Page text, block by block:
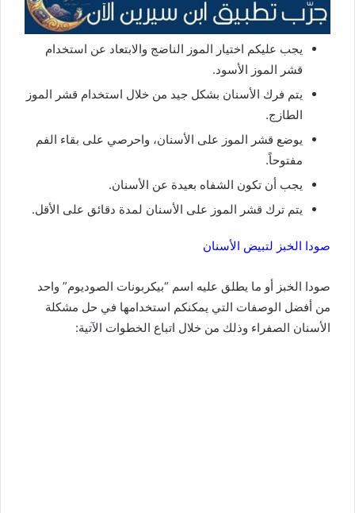
يجب عليكم اختيار الموز الناضج والابتعاد عن استخدام
قشر الموز الأسود.
يتم فرك الأسنان بشكل جيد من خلال استخدام قشر الموز
الطازج.
يوضع قشر الموز على الأسنان، واحرصي على بقاء الفم
مفتوحاً.
يجب أن تكون الشفاه بعيدة عن الأسنان.
يتم ترك قشر الموز على الأسنان لمدة دقائق على الأقل.
صودا الخبز لتبيض الأسنان
صودا الخبز أو ما يطلق عليه اسم “بيكربونات الصوديوم” واحد
من أفضل الوصفات التي يمكنكم استخدامها في حل مشكلة
الأسنان الصفراء وذلك من خلال اتباع الخطوات الآتية: